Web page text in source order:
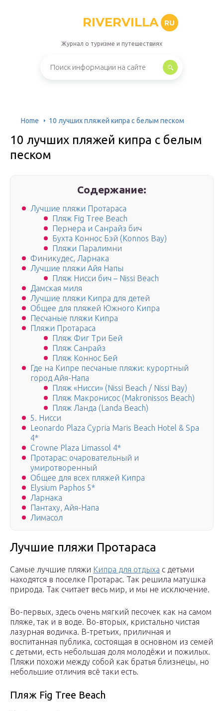
RIVERVILLA RU
Журнал о туризме и путешествиях
Home 10 лучших пляжей кипра с белым песком
10 лучших пляжей кипра с белым
песком
Содержание:
Лучшие пляжи Протараса
Пляж Fig Tree Beach
Пернера и Санрайз бич
Бухта Коннос Бэй (Konnos Bay)
Пляжи Паралимни
Финикудес, Ларнака
Лучшие пляжи Айя Напы
Пляж Нисси бич – Nissi Beach
Дамская миля
Лучшие пляжи Кипра для детей
Общее для пляжей Южного Кипра
Песчаные пляжи Кипра
Пляжи Протараса
Пляж Фиг Три Бей
Пляж Санрайз
Пляж Коннос Бей
Где на Кипре песчаные пляжи: курортный
город Айя-Напа
Пляж «Нисси» (Nissi Beach / Nissi Bay)
Пляж Макронисос (Makronissos Beach)
Пляж Ланда (Landa Beach)
5. Нисси
Leonardo Plaza Cypria Maris Beach Hotel & Spa
4*
Crowne Plaza Limassol 4*
Протарас: очаровательный и
умиротворенный
Общее для всех пляжей Кипра
Elysium Paphos 5*
Ларнака
Пантаху, Айя-Напа
Лимасол
Лучшие пляжи Протараса
Самые лучшие пляжи Кипра для отдыха с детьми
находятся в поселке Протарас. Так решила матушка
природа. Так считает весь мир, и мы не исключение.
Во-первых, здесь очень мягкий песочек как на самом
пляже, так и в воде. Во-вторых, кристально чистая
лазурная водичка. В-третьих, приличная и
воспитанная публика, состоящая в основном из семей
с детьми, есть небольшая доля молодёжи и пожилых.
Пляжи похожи между собой как братья близнецы, но
небольшие отличия всё таки есть.
Пляж Fig Tree Beach